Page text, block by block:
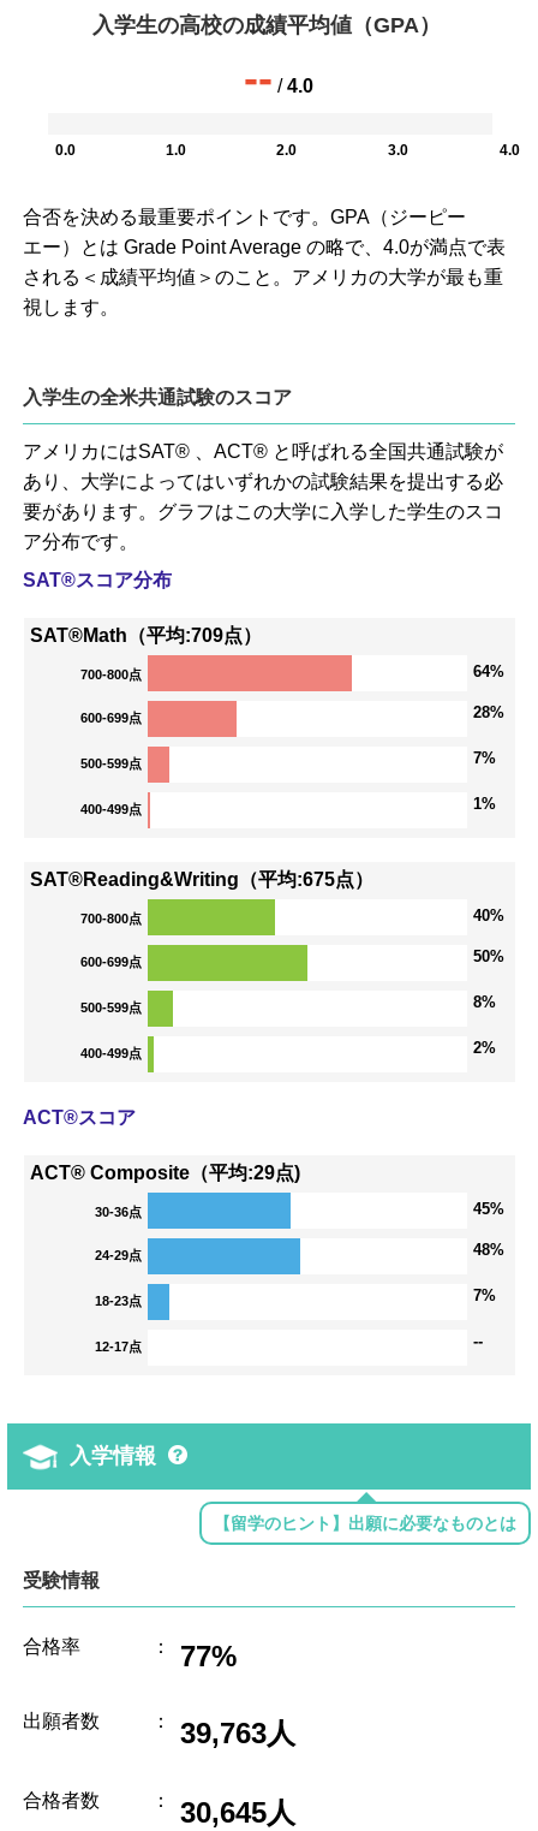
入学生の高校の成績平均値（GPA）
-- /4.0
0.0 1.0 2.0 3.0 4.0
合否を決める最重要ポイントです。GPA（ジーピー
エー）とは Grade Point Average の略で、4.0が満点で表
される＜成績平均値＞のこと。アメリカの大学が最も重
視します。
入学生の全米共通試験のスコア
アメリカにはSAT® 、ACT® と呼ばれる全国共通試験が
あり、大学によってはいずれかの試験結果を提出する必
要があります。グラフはこの大学に入学した学生のスコ
ア分布です。
SAT®スコア分布
SAT®Math（平均:709点）
700-800点 64%
600-699点 28%
500-599点 7%
400-499点 1%
SAT®Reading&Writing（平均:675点）
700-800点 40%
600-699点 50%
500-599点 8%
400-499点 2%
ACT®スコア
ACT® Composite（平均:29点)
30-36点 45%
24-29点 48%
18-23点 7%
12-17点 --
入学情報
【留学のヒント】出願に必要なものとは
受験情報
合格率 ： 77%
出願者数 ： 39,763人
合格者数 ： 30,645人